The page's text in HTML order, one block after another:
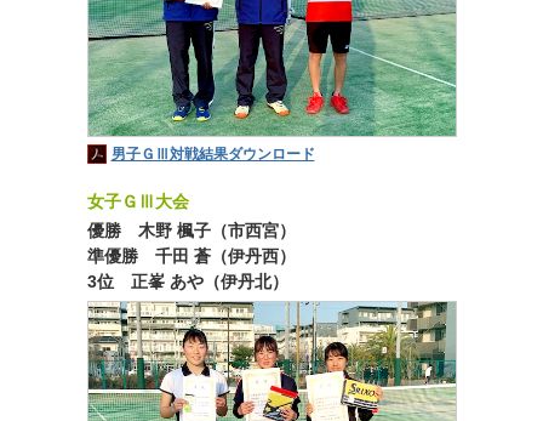
男子ＧⅢ対戦結果ダウンロード
女子ＧⅢ大会
優勝 木野 楓子（市西宮）
準優勝 千田 蒼（伊丹西）
3位 正峯 あや（伊丹北）